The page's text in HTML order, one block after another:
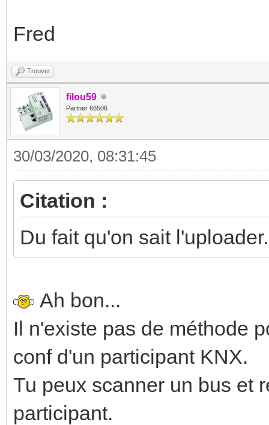
Fred
Trouver
filou59
Partner 66506
30/03/2020, 08:31:45
Citation :
Du fait qu'on sait
Ah bon...
Il n'existe pas de méthode
conf d'un participant KNX.
Tu peux scanner un bus et
participant.